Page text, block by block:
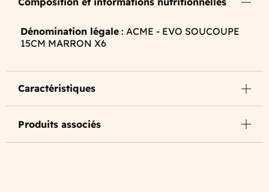
Dénomination légale : ACME - EVO SOUCOUPE
15CM MARRON X6
Caractéristiques
Produits associés